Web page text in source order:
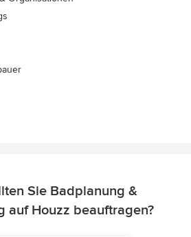
Sie Badplanung &
auf Houzz beauftragen?